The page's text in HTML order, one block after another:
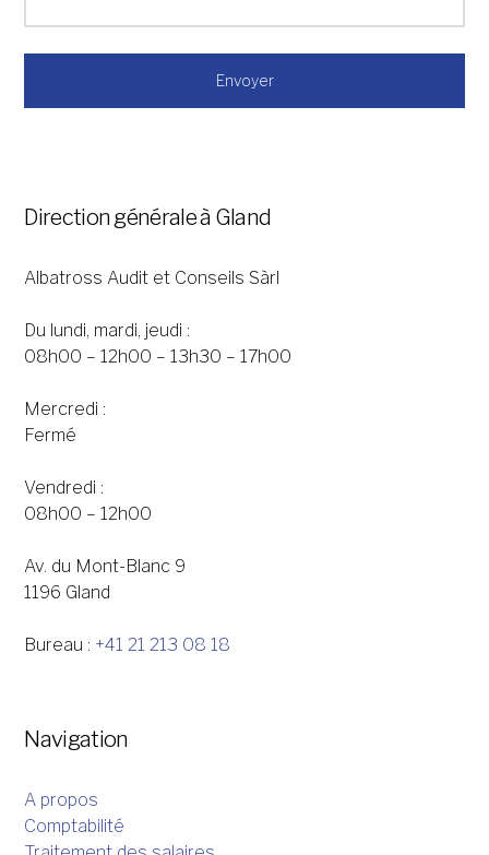
Direction générale à Gland
Albatross Audit et Conseils Sàrl
Du lundi, mardi, jeudi :
08h00 – 12h00 – 13h30 – 17h00
Mercredi :
Fermé
Vendredi :
08h00 – 12h00
Av. du Mont-Blanc 9
1196 Gland
Bureau : +41 21 213 08 18
Navigation
A propos
Comptabilité